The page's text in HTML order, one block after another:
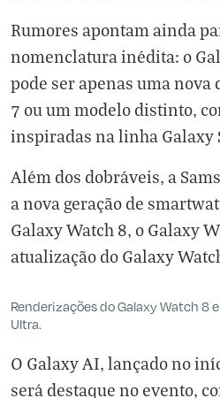
Rumores apontam ainda
nomenclatura inédita: o
pode ser apenas uma nova
7 ou um modelo distinto,
inspiradas na linha Galaxy
Além dos dobráveis, a
a nova geração de
Galaxy Watch 8, o Galaxy
atualização do Galaxy
Renderizações do Galaxy Watch 8
Ultra.
O Galaxy AI, lançado no
será destaque no evento,